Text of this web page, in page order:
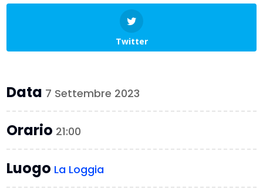
Twitter
Data 7 Settembre 2023
Orario 21:00
Luogo La Loggia